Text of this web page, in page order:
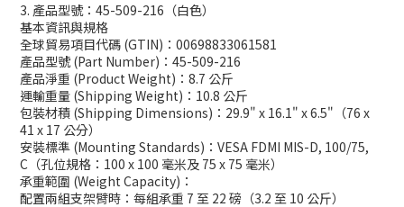
3. 產品型號：45-509-216（白色）
基本資訊與規格
全球貿易項目代碼 (GTIN)：00698833061581
產品型號 (Part Number)：45-509-216
產品淨重 (Product Weight)：8.7 公斤
運輸重量 (Shipping Weight)：10.8 公斤
包裝材積 (Shipping Dimensions)：29.9" x 16.1" x 6.5"（76 x
41 x 17 公分）
安裝標準 (Mounting Standards)：VESA FDMI MIS-D, 100/75,
C（孔位規格：100 x 100 毫米及 75 x 75 毫米）
承重範圍 (Weight Capacity)：
配置兩組支架臂時：每組承重 7 至 22 磅（3.2 至 10 公斤）